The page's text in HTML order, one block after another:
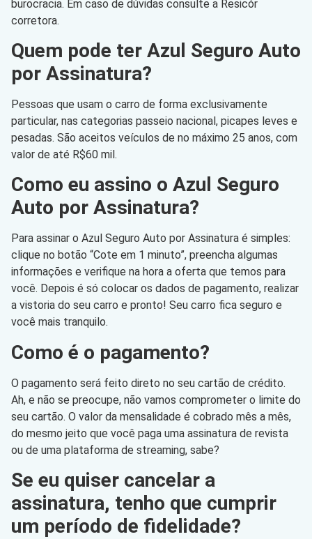
burocracia. Em caso de dúvidas consulte a Resicór
corretora.
Quem pode ter Azul Seguro Auto
por Assinatura?
Pessoas que usam o carro de forma exclusivamente
particular, nas categorias passeio nacional, picapes leves e
pesadas. São aceitos veículos de no máximo 25 anos, com
valor de até R$60 mil.
Como eu assino o Azul Seguro
Auto por Assinatura?
Para assinar o Azul Seguro Auto por Assinatura é simples:
clique no botão “Cote em 1 minuto”, preencha algumas
informações e verifique na hora a oferta que temos para
você. Depois é só colocar os dados de pagamento, realizar
a vistoria do seu carro e pronto! Seu carro fica seguro e
você mais tranquilo.
Como é o pagamento?
O pagamento será feito direto no seu cartão de crédito.
Ah, e não se preocupe, não vamos comprometer o limite do
seu cartão. O valor da mensalidade é cobrado mês a mês,
do mesmo jeito que você paga uma assinatura de revista
ou de uma plataforma de streaming, sabe?
Se eu quiser cancelar a
assinatura, tenho que cumprir
um período de fidelidade?